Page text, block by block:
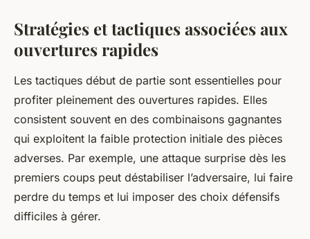
Stratégies et tactiques associées aux
ouvertures rapides
Les tactiques début de partie sont essentielles pour
profiter pleinement des ouvertures rapides. Elles
consistent souvent en des combinaisons gagnantes
qui exploitent la faible protection initiale des pièces
adverses. Par exemple, une attaque surprise dès les
premiers coups peut déstabiliser l’adversaire, lui faire
perdre du temps et lui imposer des choix défensifs
difficiles à gérer.